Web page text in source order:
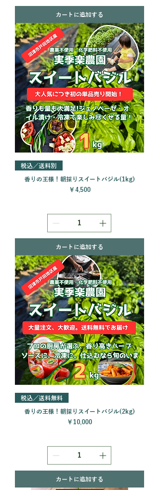
カートに追加する
税込／送料別
香りの王様！朝採りスイートバジル(1kg)
価格
￥4,500
カートに追加する
税込／送料無料
香りの王様！朝採りスイートバジル(2kg)
価格
￥10,000
カートに追加する